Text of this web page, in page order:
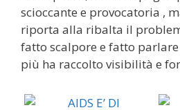
scioccante e provocatoria ,
riporta alla ribalta il
fatto scalpore e fatto
più ha raccolto visibilità e